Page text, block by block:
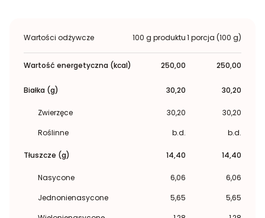
Wartości odżywcze 100 g produktu1 porcja (100 g)
Wartość energetyczna (kcal) 250,00 250,00
Białka (g) 30,20 30,20
Zwierzęce 30,20
30,20
Roślinne
b.d. b.d.
Tłuszcze (g) 14,40 14,40
Nasycone 6,06
6,06
Jednonienasycone
5,65
5,65